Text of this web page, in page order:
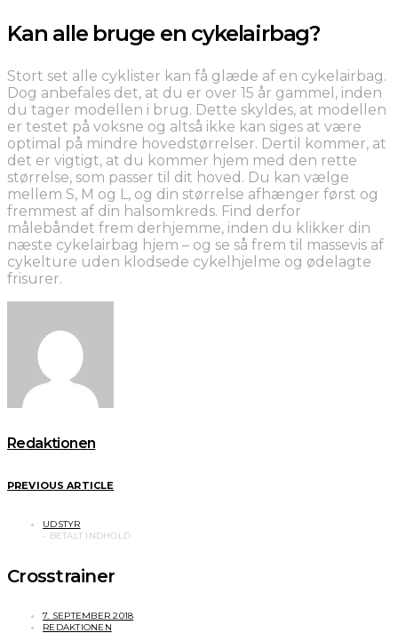
Kan alle bruge en cykelairbag?
Stort set alle cyklister kan få glæde af en cykelairbag.
Dog anbefales det, at du er over 15 år gammel, inden
du tager modellen i brug. Dette skyldes, at modellen
er testet på voksne og altså ikke kan siges at være
optimal på mindre hovedstørrelser. Dertil kommer, at
det er vigtigt, at du kommer hjem med den rette
størrelse, som passer til dit hoved. Du kan vælge
mellem S, M og L, og din størrelse afhænger først og
fremmest af din halsomkreds. Find derfor
målebåndet frem derhjemme, inden du klikker din
næste cykelairbag hjem – og se så frem til massevis af
cykelture uden klodsede cykelhjelme og ødelagte
frisurer.
Redaktionen
PREVIOUS ARTICLE
UDSTYR
Crosstrainer
7. SEPTEMBER 2018
REDAKTIONEN